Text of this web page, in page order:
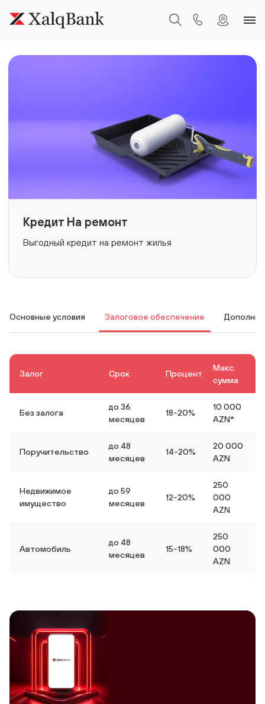
Кредит На ремонт
Выгодный кредит на ремонт жилья
Основные условия Залоговое обеспечение
Залог Срок Процент
Макс.
сумма
Без залога
до 36
месяцев
18-20%
10 000
AZN*
Поручительство
до 48
месяцев
14-20%
20 000
AZN
Недвижимое
имущество
до 59
месяцев
12-20%
250
000
AZN
Автомобиль
до 48
месяцев
15-18%
250
000
AZN